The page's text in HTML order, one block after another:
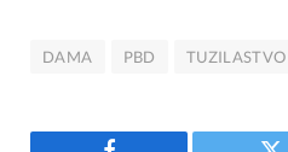
DAMA PBD